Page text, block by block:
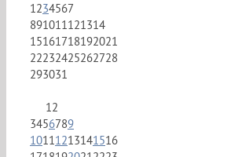
1234567
891011121314
15161718192021
22232425262728
293031
12
3456789
10111213141516